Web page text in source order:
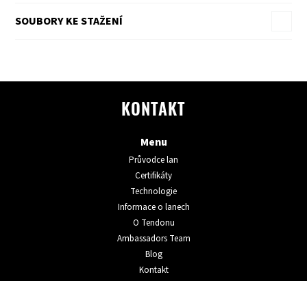
SOUBORY KE STAŽENÍ
KONTAKT
Menu
Průvodce lan
Certifikáty
Technologie
Informace o lanech
O Tendonu
Ambassadors Team
Blog
Kontakt